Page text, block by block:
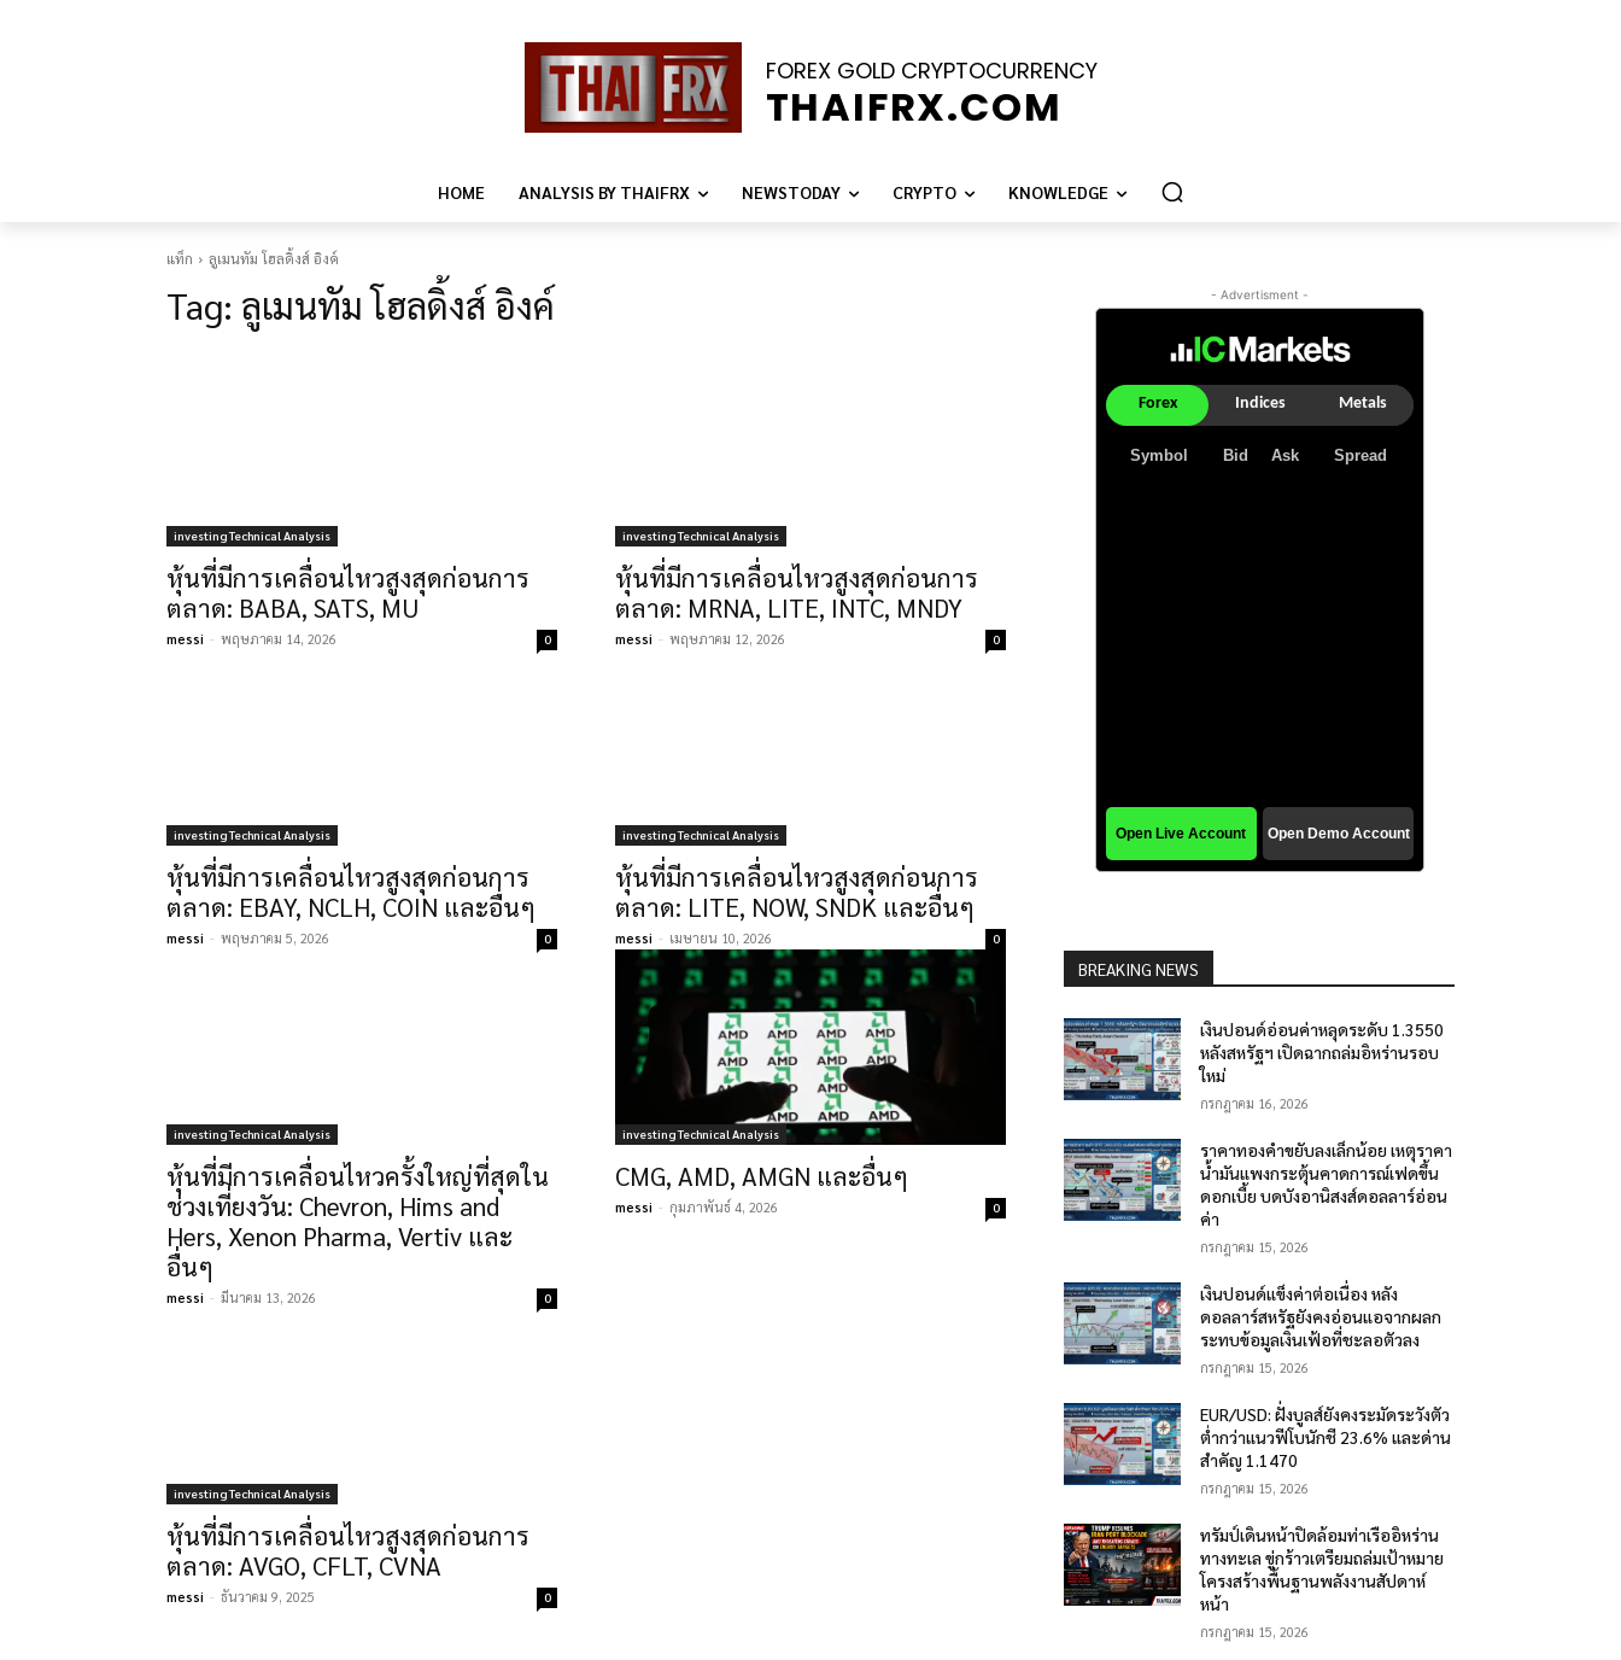
FOREX GOLD CRYPTOCURRENCY
THAIFRX.COM
HOME ANALYSIS BY THAIFRX NEWSTODAY CRYPTO KNOWLEDGE
แท็ก ลูเมนทัม โฮลดิ้งส์ อิงค์
Tag: ลูเมนทัม โฮลดิ้งส์ อิงค์
investing Technical Analysis
หุ้นที่มีการเคลื่อนไหวสูงสุดก่อนการ
ตลาด: BABA, SATS, MU
messi - พฤษภาคม 14, 2026 0
investing Technical Analysis
หุ้นที่มีการเคลื่อนไหวสูงสุดก่อนการ
ตลาด: MRNA, LITE, INTC, MNDY
messi - พฤษภาคม 12, 2026 0
investing Technical Analysis
หุ้นที่มีการเคลื่อนไหวสูงสุดก่อนการ
ตลาด: EBAY, NCLH, COIN และอื่นๆ
messi - พฤษภาคม 5, 2026 0
investing Technical Analysis
หุ้นที่มีการเคลื่อนไหวสูงสุดก่อนการ
ตลาด: LITE, NOW, SNDK และอื่นๆ
messi - เมษายน 10, 2026 0
investing Technical Analysis
หุ้นที่มีการเคลื่อนไหวครั้งใหญ่ที่สุดใน
ช่วงเที่ยงวัน: Chevron, Hims and
Hers, Xenon Pharma, Vertiv และ
อื่นๆ
messi - มีนาคม 13, 2026 0
investing Technical Analysis
CMG, AMD, AMGN และอื่นๆ
messi - กุมภาพันธ์ 4, 2026 0
investing Technical Analysis
หุ้นที่มีการเคลื่อนไหวสูงสุดก่อนการ
ตลาด: AVGO, CFLT, CVNA
messi - ธันวาคม 9, 2025 0
- Advertisment -
BREAKING NEWS
เงินปอนด์อ่อนค่าหลุดระดับ 1.3550
หลังสหรัฐฯ เปิดฉากถล่มอิหร่านรอบ
ใหม่
กรกฎาคม 16, 2026
ราคาทองคำขยับลงเล็กน้อย เหตุราคา
น้ำมันแพงกระตุ้นคาดการณ์เฟดขึ้น
ดอกเบี้ย บดบังอานิสงส์ดอลลาร์อ่อน
ค่า
กรกฎาคม 15, 2026
เงินปอนด์แข็งค่าต่อเนื่อง หลัง
ดอลลาร์สหรัฐยังคงอ่อนแอจากผลก
ระทบข้อมูลเงินเฟ้อที่ชะลอตัวลง
กรกฎาคม 15, 2026
EUR/USD: ฝั่งบูลส์ยังคงระมัดระวังตัว
ต่ำกว่าแนวฟีโบนักชี 23.6% และด่าน
สำคัญ 1.1470
กรกฎาคม 15, 2026
ทรัมป์เดินหน้าปิดล้อมท่าเรืออิหร่าน
ทางทะเล ขู่กร้าวเตรียมถล่มเป้าหมาย
โครงสร้างพื้นฐานพลังงานสัปดาห์
หน้า
กรกฎาคม 15, 2026